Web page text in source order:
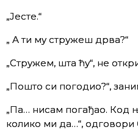
„Јесте.“
„ А ти му стружеш дрва?“
„Стружем, шта ћу“, не
„Пошто си погодио?“,
„Па… нисам погађао. Код
колико ми да…“, одговори